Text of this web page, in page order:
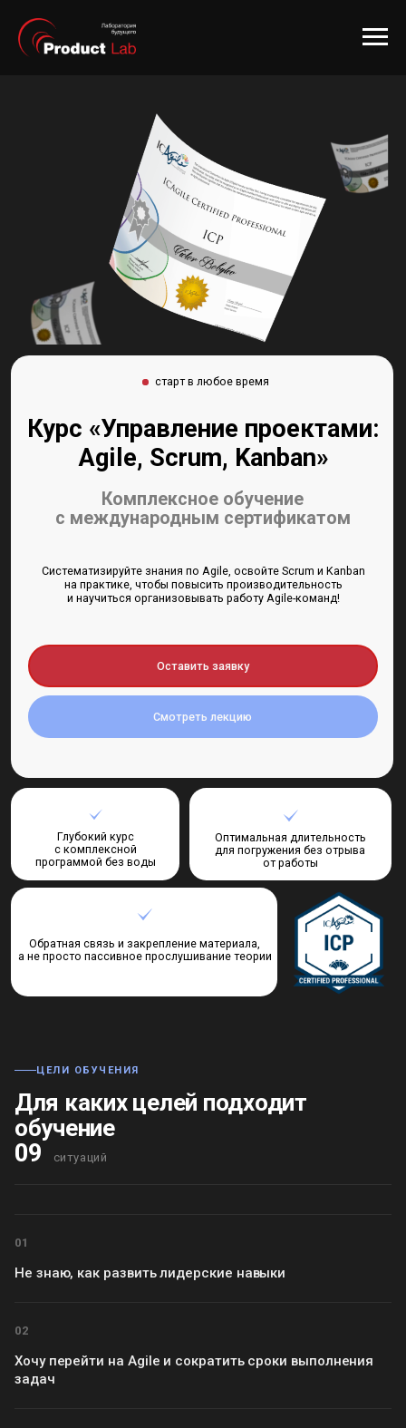
Оптимальная длительность
для погружения без отрыва
от работы
с комплексной
Смотреть лекцию
Систематизируйте знания по Agile, освойте Scrum и Kanban
на практике, чтобы повысить производительность
Курс «Управление проектами:
с международным сертификатом
старт в любое время
а не просто пассивное прослушивание теории
ЦЕЛИ ОБУЧЕНИЯ
Для каких целей подходит
обучение
09 ситуаций
01
Не знаю, как развить лидерские навыки
02
Хочу перейти на Agile и сократить сроки выполнения
задач